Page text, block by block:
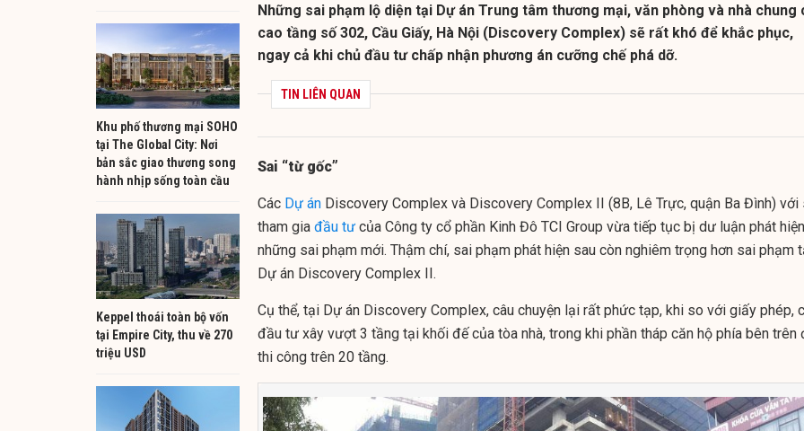
Khu phố thương mại SOHO
tại The Global City: Nơi
bản sắc giao thương song
hành nhịp sống toàn cầu
Keppel thoái toàn bộ vốn
tại Empire City, thu về 270
triệu USD
Những sai phạm lộ diện tại Dự án Trung tâm thương mại, văn phòng và nhà chung
cao tầng số 302, Cầu Giấy, Hà Nội (Discovery Complex) sẽ rất khó để khắc phục,
ngay cả khi chủ đầu tư chấp nhận phương án cưỡng chế phá dỡ.
TIN LIÊN QUAN
Sai “từ gốc”
Các Dự án Discovery Complex và Discovery Complex II (8B, Lê Trực, quận Ba Đình) với
tham gia đầu tư của Công ty cổ phần Kinh Đô TCI Group vừa tiếp tục bị dư luận phát hiện
những sai phạm mới. Thậm chí, sai phạm phát hiện sau còn nghiêm trọng hơn sai phạm
Dự án Discovery Complex II.
Cụ thể, tại Dự án Discovery Complex, câu chuyện lại rất phức tạp, khi so với giấy phép,
đầu tư xây vượt 3 tầng tại khối đế của tòa nhà, trong khi phần tháp căn hộ phía bên trên
thi công trên 20 tầng.